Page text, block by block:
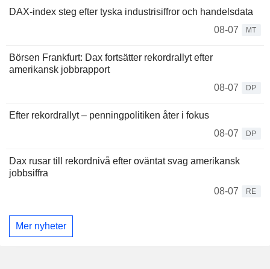
DAX-index steg efter tyska industrisiffror och handelsdata
08-07
MT
Börsen Frankfurt: Dax fortsätter rekordrallyt efter
amerikansk jobbrapport
08-07
DP
Efter rekordrallyt – penningpolitiken åter i fokus
08-07
DP
Dax rusar till rekordnivå efter oväntat svag amerikansk
jobbsiffra
08-07
RE
Mer nyheter